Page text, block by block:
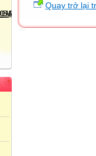
Quay trở lại